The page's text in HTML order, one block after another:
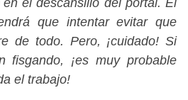
el descansillo del portal. El
que intentar evitar que
de todo. Pero, ¡cuidado! Si
fisgando, ¡es muy probable
el trabajo!